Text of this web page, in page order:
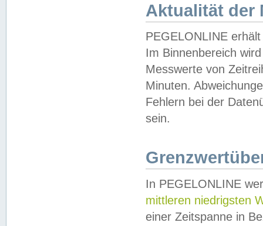
Aktualität der
PEGELONLINE
Im Binnenbereich
Messwerte von
Minuten.
Fehlern bei der
sein.
In PEGELONLINE
mittleren niedrigsten
einer Zeitspanne in